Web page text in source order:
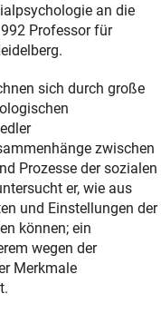
an die
Professor für
sich durch große
zwischen
Prozesse der sozialen
er, wie aus
und Einstellungen der
können; ein
wegen der
Merkmale